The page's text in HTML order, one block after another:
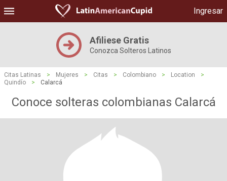
Ingresar
Afiliese Gratis
Conozca Solteros Latinos
Citas Latinas > Mujeres > Citas > Colombiano > Location
>
Quindío
> Calarcá
Conoce solteras colombianas Calarcá